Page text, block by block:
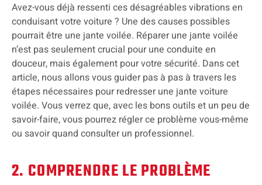
Avez-vous déjà ressenti ces désagréables vibrations en
conduisant votre voiture ? Une des causes possibles
pourrait être une jante voilée. Réparer une jante voilée
n’est pas seulement crucial pour une conduite en
douceur, mais également pour votre sécurité. Dans cet
article, nous allons vous guider pas à pas à travers les
étapes nécessaires pour redresser une jante voiture
voilée. Vous verrez que, avec les bons outils et un peu de
savoir-faire, vous pourrez régler ce problème vous-même
ou savoir quand consulter un professionnel.
2. COMPRENDRE LE PROBLÈME